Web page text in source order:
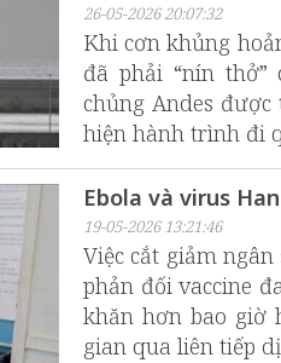
26-05-2026 20:07:32
Khi cơn khủng
đã phải “nín
chủng Andes
hiện hành trình đi
Ebola và virus
19-05-2026 13:21:46
Việc cắt giảm
phản đối vaccine
khăn hơn bao giờ
gian qua liên tiếp